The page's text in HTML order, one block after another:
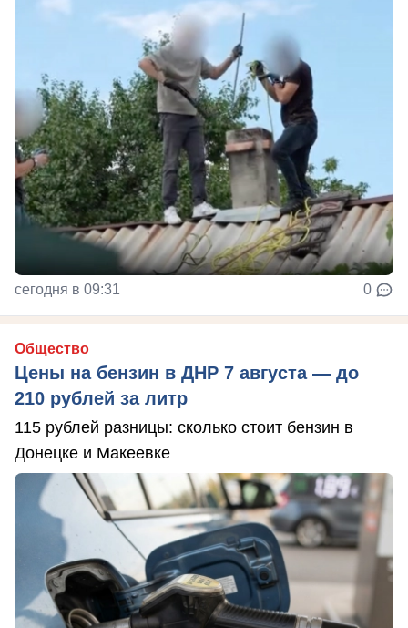
сегодня в 09:31 0
Общество
Цены на бензин в ДНР 7 августа — до
210 рублей за литр
115 рублей разницы: сколько стоит бензин в
Донецке и Макеевке